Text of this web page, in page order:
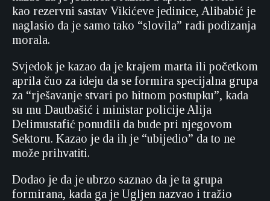
kao rezervni sastav Vikićeve jedinice, Alibabić je
naglasio da je samo tako “slovila” radi podizanja
morala.
Svjedok je kazao da je krajem marta ili početkom
aprila čuo za ideju da se formira specijalna grupa
za “rješavanje stvari po hitnom postupku”, kada
su mu Dautbašić i ministar policije Alija
Delimustafić ponudili da bude pri njegovom
Sektoru. Kazao je da ih je “ubijedio” da to ne
može prihvatiti.
Dodao je da je ubrzo saznao da je ta grupa
formirana, kada ga je Ugljen nazvao i tražio